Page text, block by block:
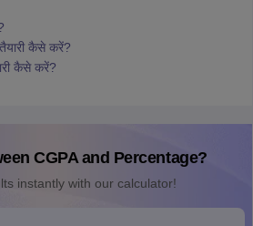
कैसे करें?
कैसे करें?
CGPA and Percentage?
instantly with our calculator!